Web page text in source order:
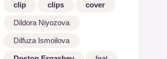
clip clips cover
Dildora Niyozova
Dilfuza Ismoilova